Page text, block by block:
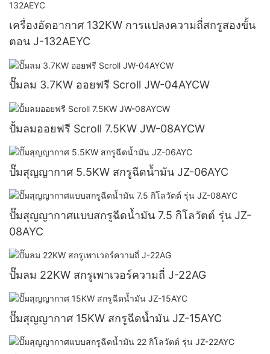
เครื่องอัดอากาศ 132KW การแปลงความถี่สกรูสองขั้น
ตอน J-132AEYC
ปั๊มลม 3.7KW ออยฟรี Scroll JW-04AYCW
ปั้มลมออยฟรี Scroll 7.5KW JW-08AYCW
ปั๊มสุญญากาศ 5.5KW สกรูฉีดน้ำมัน JZ-06AYC
ปั๊มสุญญากาศแบบสกรูฉีดน้ำมัน 7.5 กิโลวัตต์ รุ่น JZ-
08AYC
ปั๊มลม 22KW สกรูเพาเวอร์ความถี่ J-22AG
ปั๊มสุญญากาศ 15KW สกรูฉีดน้ำมัน JZ-15AYC